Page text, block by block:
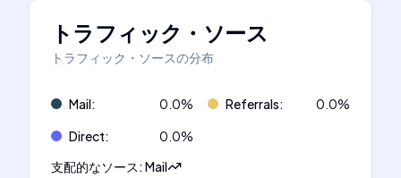
トラフィック・ソース
トラフィック・ソースの分布
Mail: 0.0% Referrals: 0.0%
Direct: 0.0%
支配的なソース:Mail